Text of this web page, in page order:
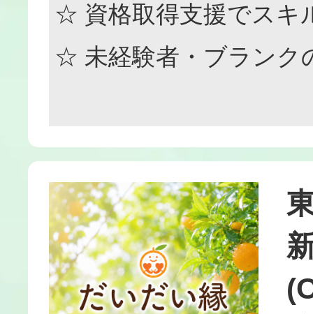
☆ 資格取得支援でスキ
☆ 未経験者・ブランク